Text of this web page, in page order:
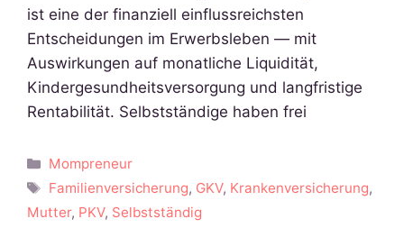
ist eine der finanziell einflussreichsten
Entscheidungen im Erwerbsleben — mit
Auswirkungen auf monatliche Liquidität,
Kindergesundheitsversorgung und langfristige
Rentabilität. Selbstständige haben frei
Kategorien
Mompreneur
Schlagwörter
Familienversicherung, GKV, Krankenversicherung,
Mutter, PKV, Selbstständig